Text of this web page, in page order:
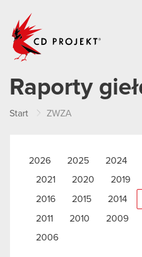
Raporty
Start ZWZA
2026 2025 2024
2021
2020 2019
2016 2015 2014
2011 2010 2009
2006